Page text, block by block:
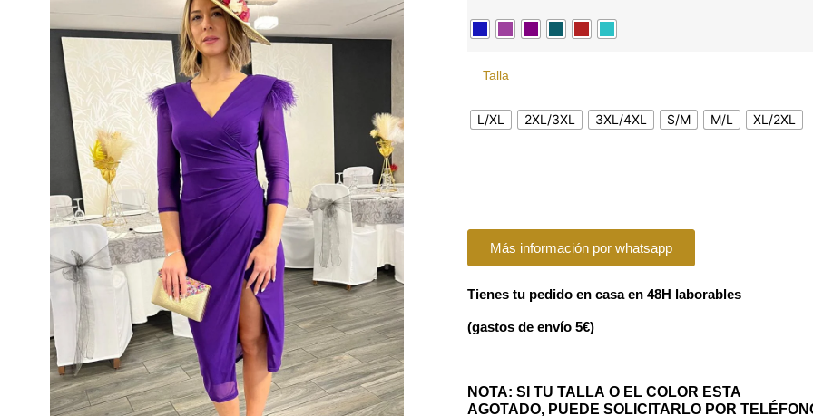
Talla
L/XL 2XL/3XL 3XL/4XL S/M M/L XL/2XL
Más información por whatsapp
Tienes tu pedido en casa en 48H laborables
(gastos de envío 5€)
NOTA: SI TU TALLA O EL COLOR ESTA
AGOTADO, PUEDE SOLICITARLO POR